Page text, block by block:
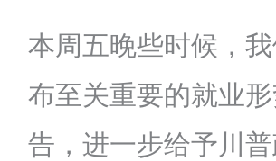
本周五晚些时候，
布至关重要的就业
告，进一步给予川